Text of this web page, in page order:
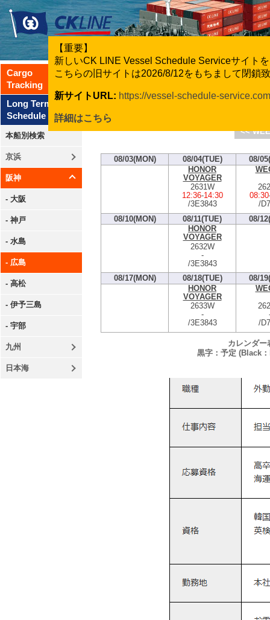
【重要】
新しいCK LINE Vessel Schedule Serviceサイト
こちらの旧サイトは2026/8/12をもちまして閉鎖
新サイトURL: https://vessel-schedule-
詳細はこちら
Cargo
Tracking
Long Term
Schedule
本船別検索
京浜
阪神
- 大阪
- 神戸
- 水島
- 広島
- 高松
- 伊予三島
- 宇部
九州
日本海
CK
<<
08/03(MON) 08/04(TUE)
08/
HONOR
VOYAGER
2631W
12:36-14:30
/3E3843
08:30
/
08/10(MON)
08/11(TUE)
08/
HONOR
VOYAGER
2632W
-
/3E3843
08/17(MON)
08/18(TUE)
08/
HONOR
VOYAGER
2633W
-
/3E3843
/
カレンダー
黒字：予定 (Black